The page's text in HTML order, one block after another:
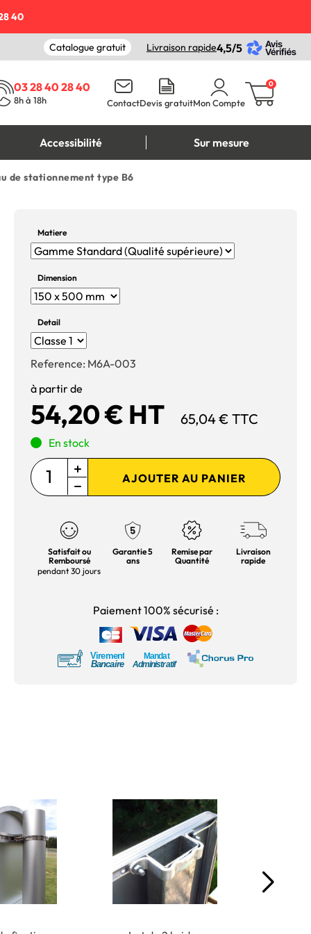
40
Catalogue gratuit Livraison rapide4,5/5
03 28 40 28 40
8h à 18h ContactDevis gratuitMon Compte
0
Accessibilité Sur mesure
de stationnement type B6
Matiere
Dimension
Detail
Reference: M6A-003
à partir de
54,20 € HT 65,04 € TTC
En stock
AJOUTER AU PANIER
Satisfait ou
Remboursé
pendant 30 jours
Garantie 5
ans
Remise par
Quantité
Livraison
rapide
Paiement 100% sécurisé :